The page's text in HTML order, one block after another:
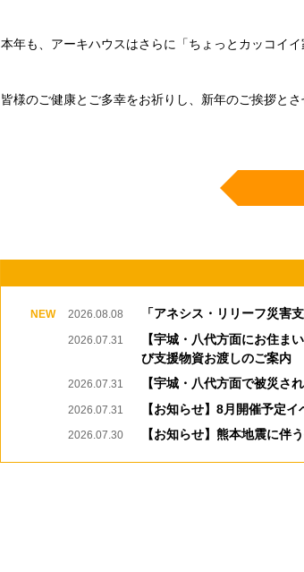
本年も、アーキハウスはさらに「ちょっとカッコイ
皆様のご健康とご多幸をお祈りし、新年のご挨拶とさ
2026.08.08 「アネシス・リリーフ災害
2026.07.31
【宇城・八代方面にお住ま
び支援物資お渡しのご案内
2026.07.31 【宇城・八代方面で被災さ
2026.07.31 【お知らせ】8月開催予定
2026.07.30 【お知らせ】熊本地震に伴